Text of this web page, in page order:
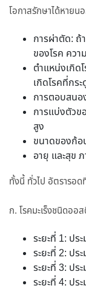
โอกาสรักษาได้หายน
การผ่าตัด: ถ้
ของโรค ควา
ตำแหน่งเกิด
เกิดโรคที่กร
การตอบสนอ
การแบ่งตัวข
สูง
ขนาดของก้อ
อายุ และสุข
ทั้งนี้ ทั่วไป อัตรารอด
ก. โรคมะเร็งชนิดออส
ระยะที่ 1: ป
ระยะที่ 2: ป
ระยะที่ 3: ป
ระยะที่ 4: ปร